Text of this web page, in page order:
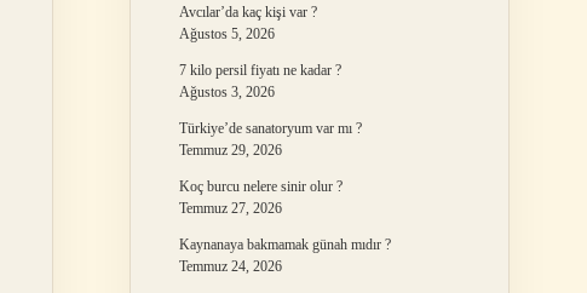
Avcılar’da kaç kişi var ?
Ağustos 5, 2026
7 kilo persil fiyatı ne kadar ?
Ağustos 3, 2026
Türkiye’de sanatoryum var mı ?
Temmuz 29, 2026
Koç burcu nelere sinir olur ?
Temmuz 27, 2026
Kaynanaya bakmamak günah mıdır ?
Temmuz 24, 2026